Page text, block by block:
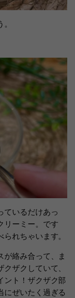
ているだけあっ
リーミー。です
れちゃいます。
が絡み合って、ま
ザクしていて、
ント！ザクザク部
にぜいたく過ぎる